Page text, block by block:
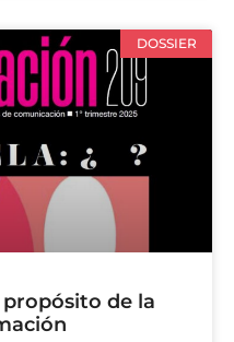
DOSSIER
de la